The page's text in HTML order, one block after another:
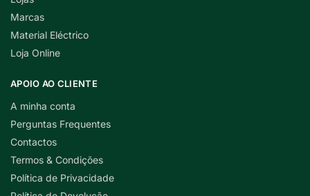
Marcas
Material Eléctrico
Loja Online
APOIO AO CLIENTE
A minha conta
Perguntas Frequentes
Contactos
Termos & Condições
Política de Privacidade